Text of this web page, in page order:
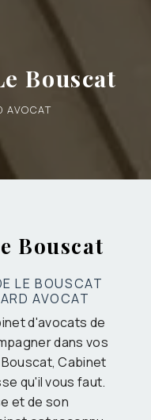
Bouscat
AVOCAT
Bouscat
LE BOUSCAT
AVOCAT
d'avocats de
dans vos
Cabinet
qu'il vous faut.
et de son